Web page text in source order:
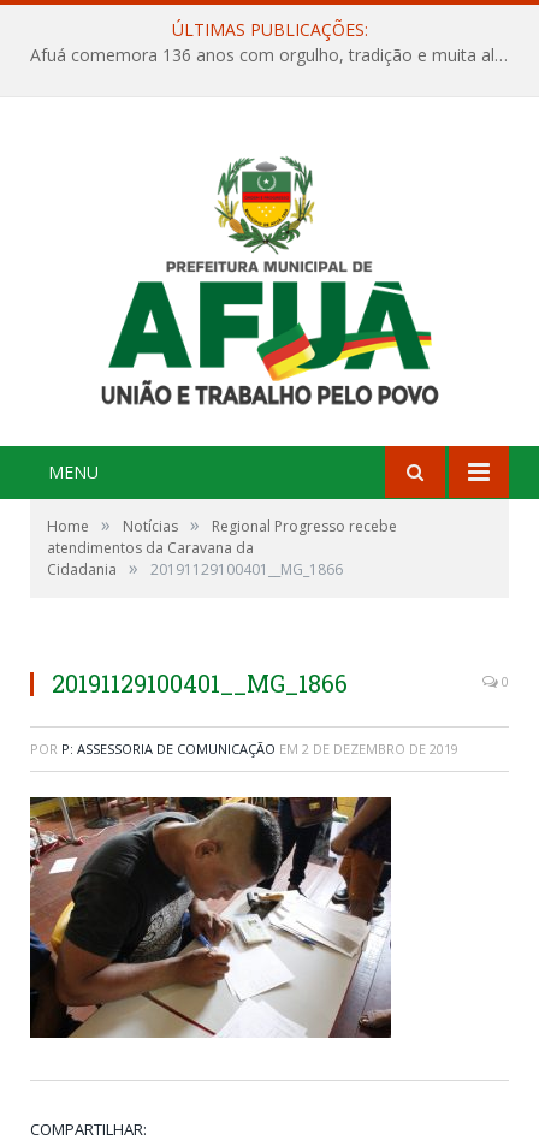
ÚLTIMAS PUBLICAÇÕES:
Afuá comemora 136 anos com orgulho, tradição e muita alegria na Quadra Dr. Nelson Salomão
MENU
Home » Notícias »
Regional Progresso recebe
atendimentos da Caravana da
Cidadania
» 20191129100401__MG_1866
20191129100401__MG_1866 0
POR P: ASSESSORIA DE COMUNICAÇÃO EM 2 DE DEZEMBRO DE 2019
COMPARTILHAR: